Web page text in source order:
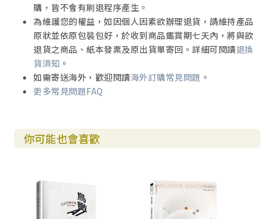
購，皆不會有刷退程序產生。
為維護您的權益，如因個人因素欲辦理退貨，請維持產品
原狀並依原包裝包好，於收到商品鑑賞期七天內，將與欲
退貨之商品、紙本發票及原出貨單寄回。詳細可閱讀退換
貨須知 。
如需寄送海外，歡迎閱讀海外訂購常見問題 。
更多常見問題FAQ
你可能也會喜歡